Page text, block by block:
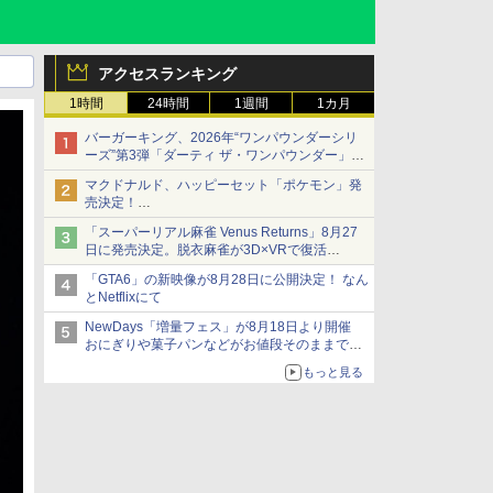
アクセスランキング
1時間 24時間 1週間 1カ月
バーガーキング、2026年“ワンパウンダーシリ
ーズ”第3弾「ダーティ ザ・ワンパウンダー」を
8月7日発売
「特製ガーリックマヨソース」を使用した超大
型チーズバーガー
マクドナルド、ハッピーセット「ポケモン」発
売決定！
ポケモン30周年記念で30匹が大集合
「スーパーリアル麻雀 Venus Returns」8月27
日に発売決定。脱衣麻雀が3D×VRで復活
発売から2週間は20%オフになるセールが実施
「GTA6」の新映像が8月28日に公開決定！ なん
とNetflixにて
NewDays「増量フェス」が8月18日より開催
おにぎりや菓子パンなどがお値段そのままで最
もっと見る